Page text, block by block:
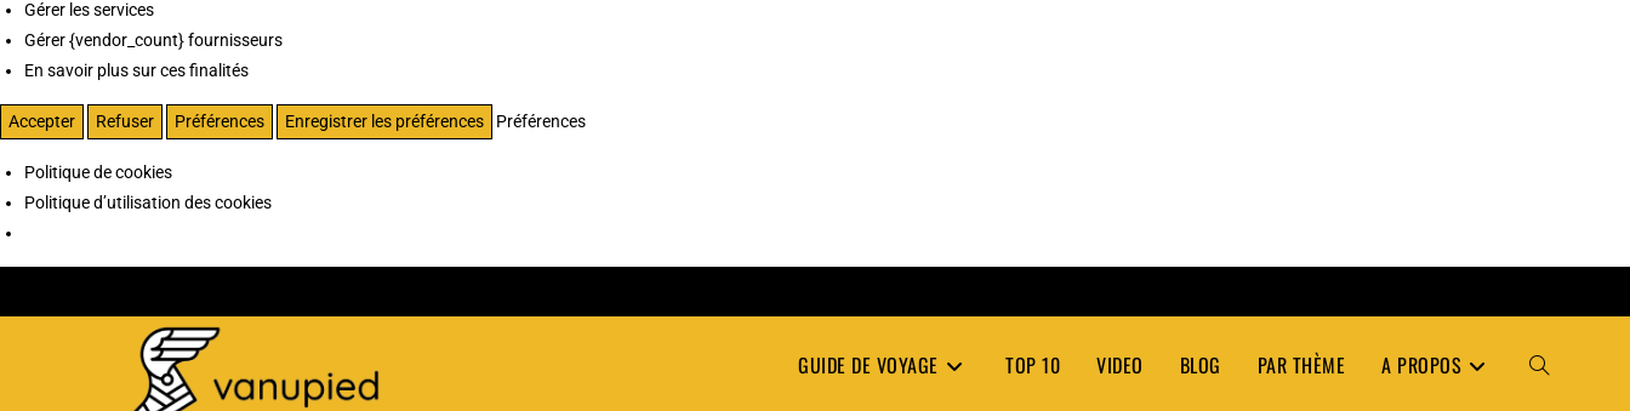
Gérer les services
Gérer {vendor_count} fournisseurs
En savoir plus sur ces finalités
Accepter Refuser Préférences Enregistrer les préférences Préférences
Politique de cookies
Politique d’utilisation des cookies
GUIDE DE VOYAGE TOP 10 VIDEO BLOG PAR THÈME A PROPOS TOGGLE